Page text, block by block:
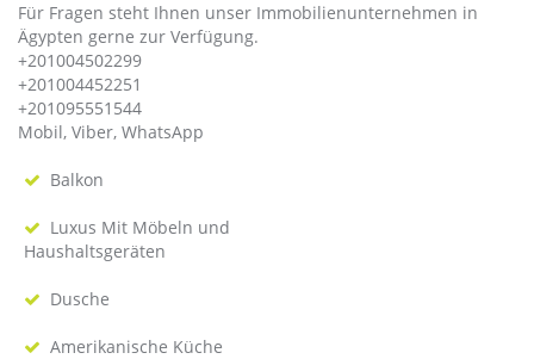
Für Fragen steht Ihnen unser Immobilienunternehmen in
Ägypten gerne zur Verfügung.
+201004502299
+201004452251
+201095551544
Mobil, Viber, WhatsApp
Balkon
Luxus Mit Möbeln und
Haushaltsgeräten
Dusche
Amerikanische Küche